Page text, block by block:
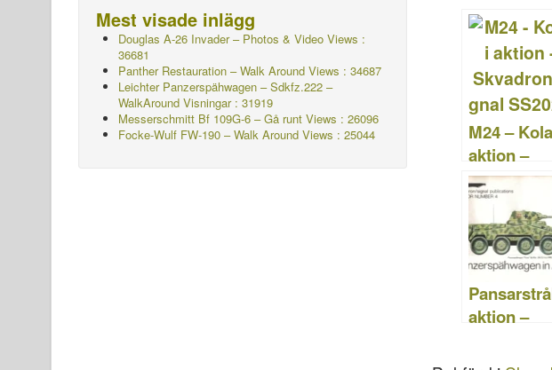
e
o
o
k
er o
d
M24 –
aktion –
al SS2025
aktion –
al SS2004
Mest visade inlägg
Douglas A-26 Invader – Photos & Video Views :
36681
Panther Restauration – Walk Around Views : 34687
Leichter Panzerspähwagen – Sdkfz.222 –
WalkAround Visningar : 31919
Messerschmitt Bf 109G-6 – Gå runt Views : 26096
Focke-Wulf FW-190 – Walk Around Views : 25044